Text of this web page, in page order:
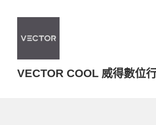
VECTOR COOL 威得數位